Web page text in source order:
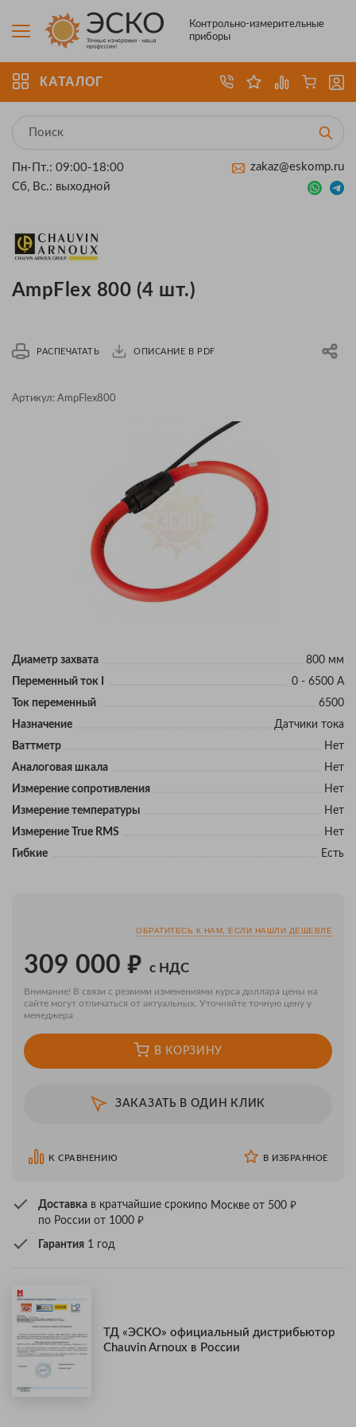
Контрольно-измерительные
приборы
КАТАЛОГ
Пн-Пт.: 09:00-18:00
Сб, Вс.: выходной
zakaz@eskomp.ru
AmpFlex 800 (4 шт.)
РАСПЕЧАТАТЬ ОПИСАНИЕ В PDF
Артикул: AmpFlex800
Диаметр захвата
800 мм
Переменный ток I
0 - 6500 А
Ток переменный
6500
Назначение
Датчики тока
Ваттметр
Нет
Аналоговая шкала
Нет
Измерение сопротивления
Нет
Измерение температуры
Нет
Измерение True RMS
Нет
Гибкие
Есть
ОБРАТИТЕСЬ К НАМ, ЕСЛИ НАШЛИ ДЕШЕВЛЕ
309 000 ₽ с НДС
Внимание! В связи с резкими изменениями курса доллара цены на
сайте могут отличаться от актуальных. Уточняйте точную цену у
менеджера
В КОРЗИНУ
ЗАКАЗАТЬ В ОДИН КЛИК
К СРАВНЕНИЮ В ИЗБРАННОЕ
Доставка в кратчайшие срокипо Москве от 500 ₽
по России от 1000 ₽
Гарантия 1 год
ТД «ЭСКО» официальный дистрибьютор
Chauvin Arnoux в России